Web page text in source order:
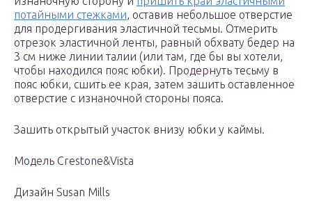
потайными стежками, оставив небольшое отверстие
для продергивания эластичной тесьмы. Отмерить
отрезок эластичной ленты, равный обхвату бедер на
3 см ниже линии талии (или там, где бы вы хотели,
чтобы находился пояс юбки). Продернуть тесьму в
пояс юбки, сшить ее края, затем зашить оставленное
отверстие с изнаночной стороны пояса.
Зашить открытый участок внизу юбки у каймы.
Модель Crestone&Vista
Дизайн Susan Mills